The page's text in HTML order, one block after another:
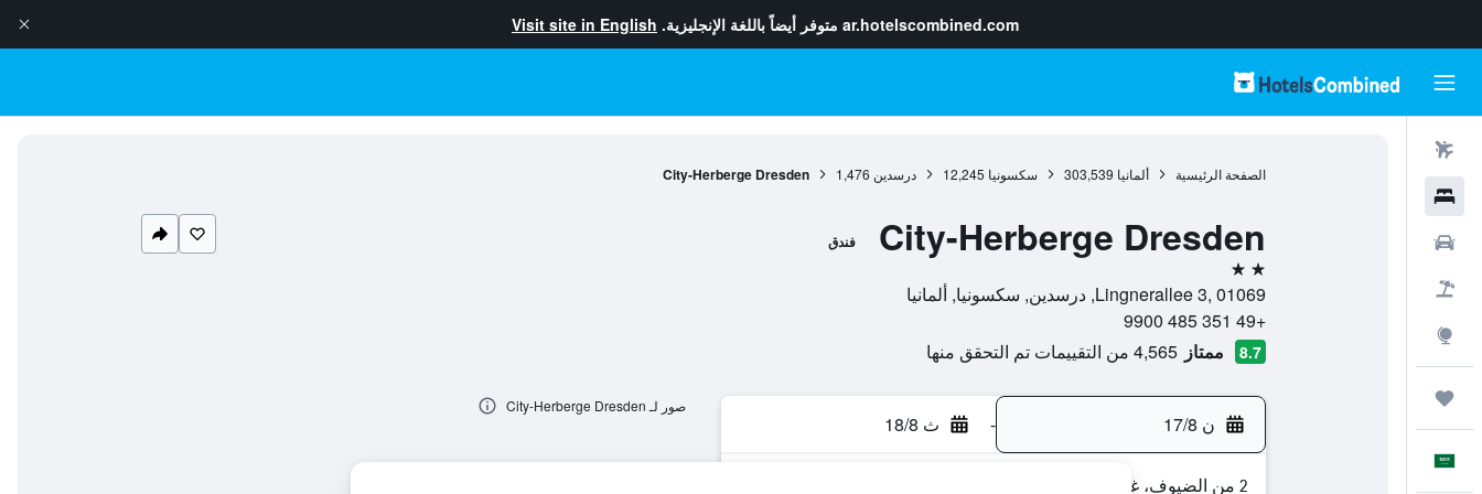
ar.hotelscombined.com متوفر أيضاً باللغة الإنجليزية. Visit site in English
الصفحة الرئيسية ألمانيا 303,539 سكسونيا 12,245 درسدين 1,476
City-Herberge Dresden
City-Herberge Dresden فندق
2 نجمتين
Lingnerallee 3, 01069, درسدين, سكسونيا, ألمانيا
+49 351 485 9900
8.7 ممتاز 4,565 من التقييمات تم التحقق منها
ن 17/8 - ث 18/8
2 من الضيوف، غرفة واحدة
صور لـ City-Herberge Dresden